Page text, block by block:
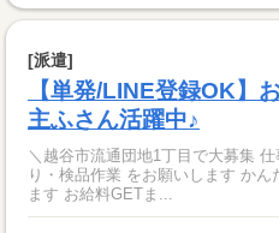
[派遣]
【単発/LINE登録OK】
主ふさん活躍中♪
＼越谷市流通団地1丁目で大募集
り・検品作業 をお願いします か
ます お給料GETま...